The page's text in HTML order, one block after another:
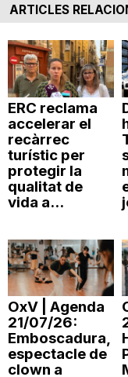
n
a
ARTICLES
ERC reclama
accelerar el
recàrrec
turístic per
protegir la
qualitat de
vida a...
OxV | Agenda
21/07/26:
Emboscadura,
espectacle de
clown a